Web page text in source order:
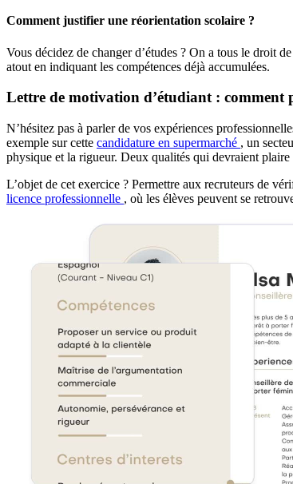
Comment justifier une réorientation scolaire ?
Vous décidez de changer d’études ? On a tous le droit
atout en indiquant les compétences déjà accumulées.
Lettre de motivation d’étudiant : comment
N’hésitez pas à parler de vos expériences
exemple sur cette candidature en supermarché , un
physique et la rigueur. Deux qualités qui devraient plaire
L’objet de cet exercice ? Permettre aux recruteurs de
licence professionnelle , où les élèves peuvent se